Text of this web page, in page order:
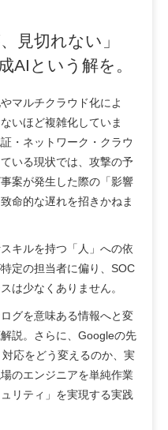
見切れない」
という解を。
マルチクラウド化によ
いほど複雑化していま
・ネットワーク・クラウ
いる現状では、攻撃の予
案が発生した際の「影響
命的な遅れを招きかねま
キルを持つ「人」への依
定の担当者に偏り、SOC
は少なくありません。
グを意味ある情報へと変
説。さらに、Googleの先
応をどう変えるのか、実
のエンジニアを単純作業
リティ」を実現する実践